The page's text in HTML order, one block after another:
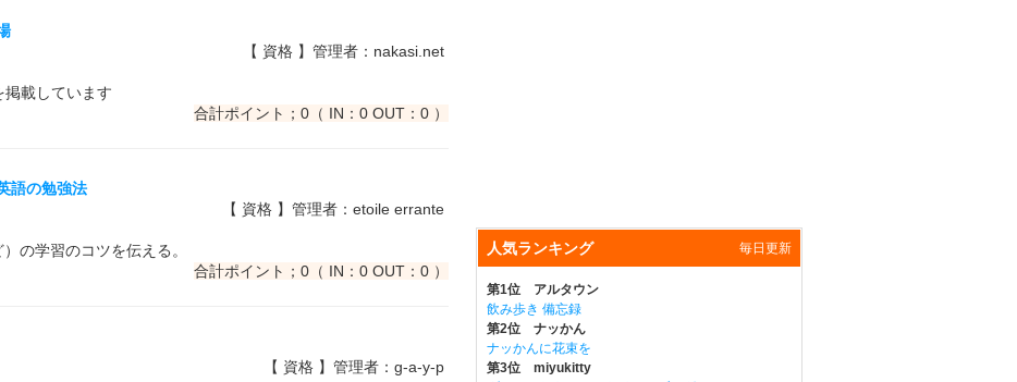
【 資格 】管理者：nakasi.net
載しています
合計ポイント；0（ IN：0 OUT：0 ）
語の勉強法
【 資格 】管理者：etoile errante
の学習のコツを伝える。
合計ポイント；0（ IN：0 OUT：0 ）
【 資格 】管理者：g-a-y-p
毎日更新
人気ランキング
第1位 アルタウン
飲み歩き 備忘録
第2位 ナッかん
ナッかんに花束を
第3位 miyukitty